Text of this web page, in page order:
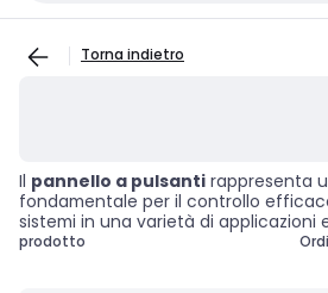
Torna indietro
Il pannello a pulsanti rappresenta
fondamentale per il controllo
sistemi in una varietà di applicazioni
elettroniche. Questi pannelli, dotati
prodotto